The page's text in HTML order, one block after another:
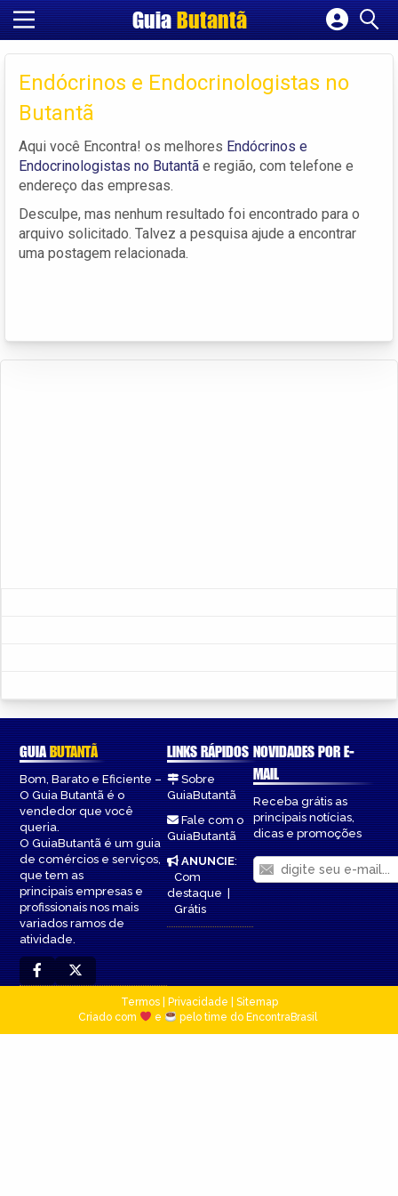
GuiaButantã
Cadastrar empresa
Criar conta
Endócrinos e Endocrinologistas no
Butantã
Aqui você Encontra! os melhores Endócrinos e
Endocrinologistas no Butantã e região, com telefone e
endereço das empresas.
Desculpe, mas nenhum resultado foi encontrado para o
arquivo solicitado. Talvez a pesquisa ajude a encontrar
uma postagem relacionada.
GUIABUTANTÃ
Bom, Barato e Eficiente –
O Guia Butantã é o
vendedor que você
queria.
O GuiaButantã é um guia
de comércios e serviços,
que tem as
principais empresas e
profissionais nos mais
variados ramos de
atividade.
LINKS RÁPIDOS
Sobre
GuiaButantã
Fale com o
GuiaButantã
ANUNCIE:
Com
destaque|
Grátis
NOVIDADES POR E-
MAIL
Receba grátis as
principais notícias,
dicas e promoções
Termos| Privacidade
Sitemap
Criado com
e pelo time do EncontraBrasil